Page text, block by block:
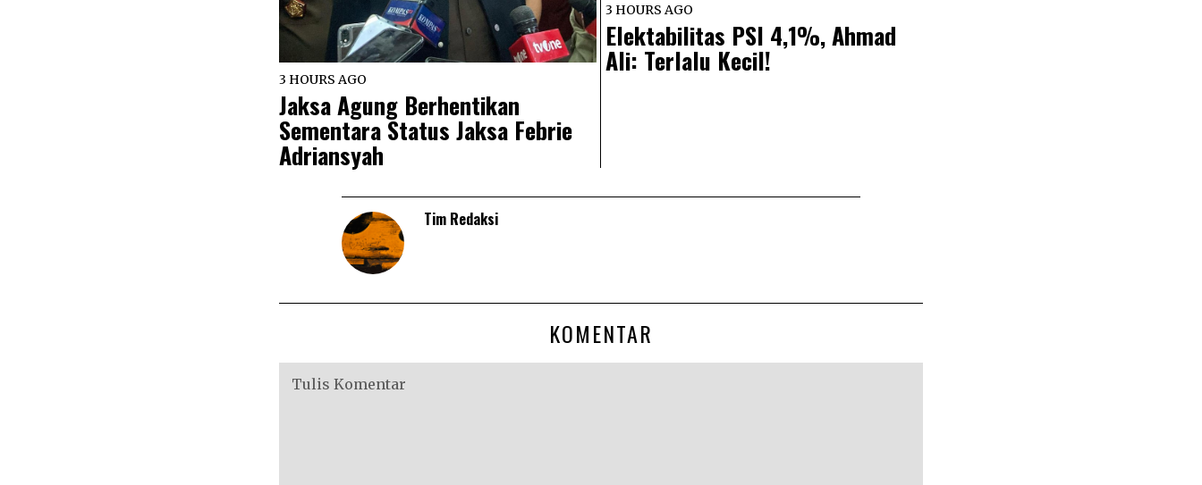
3 HOURS AGO
Jaksa Agung Berhentikan
Sementara Status Jaksa Febrie
Adriansyah
3 HOURS AGO
Elektabilitas PSI 4,1%, Ahmad
Ali: Terlalu Kecil!
Tim Redaksi
KOMENTAR